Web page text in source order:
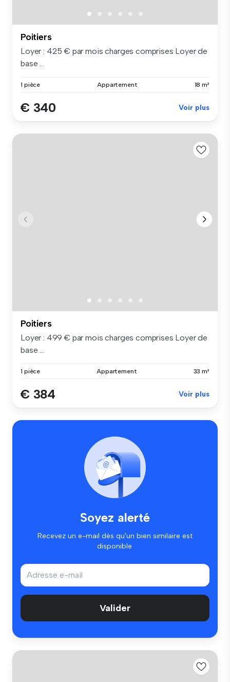
Poitiers
Loyer : 425 € par mois charges comprises Loyer de
base ...
1 pièce Appartement 18 m²
€ 340 Voir plus
Poitiers
Loyer : 499 € par mois charges comprises Loyer de
base ...
1 pièce Appartement 33 m²
€ 384 Voir plus
Soyez alerté
Recevez un e-mail dès qu'un bien similaire est
disponible.
Valider